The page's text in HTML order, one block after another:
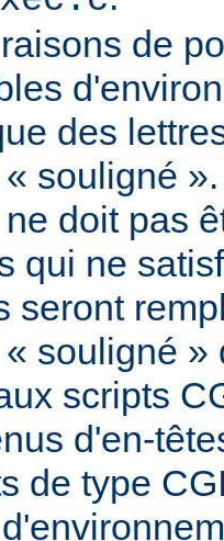
de
des
souligné
doit pas
qui ne
seront
souligné »
scripts
d'en-
de type